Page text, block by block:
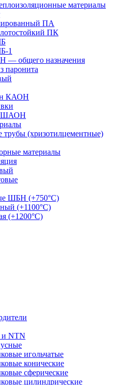
материалы
ПА
ПК
1
— общего назначения
паронита
КАОН
ШАОН
трубы (хризотилцементные)
материалы
ШБН (+750°С)
(+1100°С)
(+1200°С)
NTN
игольчатые
конические
сферические
цилиндрические